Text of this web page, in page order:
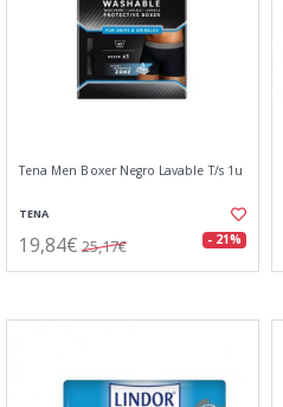
Tena Men Boxer Negro Lavable T/s 1u
TENA
19,84€ 25,17€ - 21%